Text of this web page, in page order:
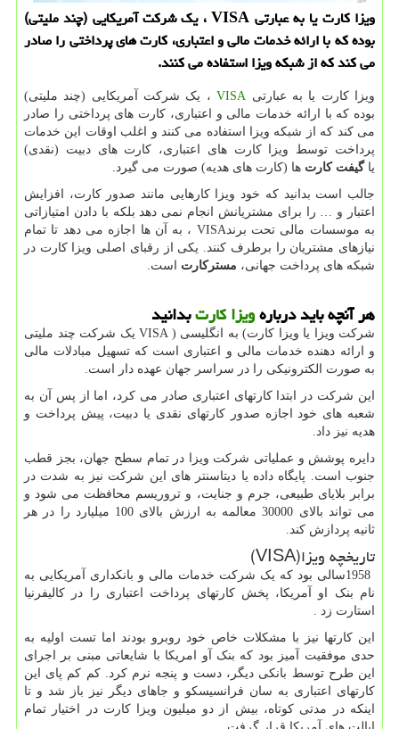
ویزا كارت یا به عبارتی VISA ، یك شركت آمریكایی (چند ملیتی)
بوده كه با ارائه خدمات مالی و اعتباری، كارت های پرداختی را صادر
می كند كه از شبكه ویزا استفاده می كنند.
ویزا کارت یا به عبارتی VISA، یک شرکت آمریکایی (چند ملیتی)
بوده که با ارائه خدمات مالی و اعتباری، کارت های پرداختی را صادر
می کند که از شبکه ویزا استفاده می کنند و اغلب اوقات این خدمات
پرداخت توسط ویزا کارت های اعتباری، کارت های دبیت (نقدی)
یاگیفت کارت ها (کارت های هدیه) صورت می گیرد.
جالب است بدانید که خود ویزا کارهایی مانند صدور کارت، افزایش
اعتبار و … را برای مشتریانش انجام نمی دهد بلکه با دادن امتیازاتی
به موسسات مالی تحت برند VISA ، به آن ها اجازه می دهد تا تمام
نیازهای مشتریان را برطرف کنند. یکی از رقبای اصلی ویزا کارت در
شبکه های پرداخت جهانی، مسترکارت است.
هر آنچه باید دربارهویزا کارتبدانید​
شرکت ویزا یا ویزا کارت( به انگلیسی VISA ) یک شرکت چند ملیتی
و ارائه دهنده خدمات مالی و اعتباری است که تسهیل مبادلات مالی
به صورت الکترونیکی را در سراسر جهان عهده دار است.
این شرکت در ابتدا کارتهای اعتباری صادر می کرد، اما از پس آن به
شعبه های خود اجازه صدور کارتهای نقدی یا دبیت، پیش پرداخت و
هدیه نیز داد.
دایره پوشش و عملیاتی شرکت ویزا در تمام سطح جهان، بجز قطب
جنوب است. پایگاه داده یا دیتاسنتر های این شرکت نیز به شدت در
برابر بلایای طبیعی، جرم و جنایت، و تروریسم محافظت می شود و
می تواند بالای 30000 معالمه به ارزش بالای 100 میلیارد را در هر
ثانیه پردازش کند.
تاریخچه ویزا(VISA)
1958سالی بود که یک شرکت خدمات مالی و بانکداری آمریکایی به
نام بنک او آمریکا، پخش کارتهای پرداخت اعتباری را در کالیفرنیا
استارت زد
این کارتها نیز با مشکلات خاص خود روبرو بودند اما تست اولیه به
حدی موفقیت آمیز بود که بنک آو امریکا با شایعاتی مبنی بر اجرای
این طرح توسط بانکی دیگر، دست و پنجه نرم کرد. کم کم پای این
کارتهای اعتباری به سان فرانسیسکو و جاهای دیگر نیز باز شد و تا
اینکه در مدتی کوتاه، بیش از دو میلیون ویزا کارت در اختیار تمام
ایالت های آمریکا قرار گرفت.